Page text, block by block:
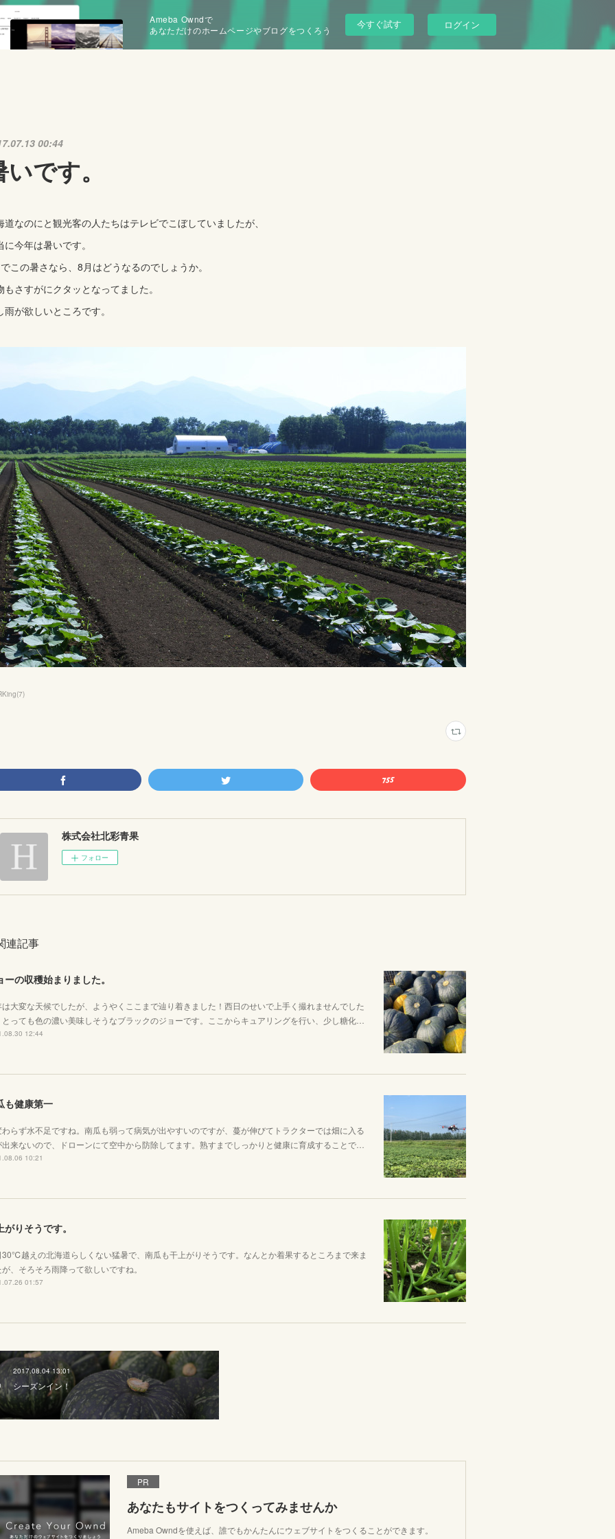
Ameba Owndで
あなただけのホームページやブログをつくろう
今すぐ試す ログイン
00:44
いです。
道なのにと観光客の人たちはテレビでこぼしていましたが、
に今年は暑いです。
この暑さなら、8月はどうなるのでしょうか。
もさすがにクタッとなってました。
雨が欲しいところです。
(7)
株式会社北彩青果
フォロー
連記事
ーの収穫始まりました。
大変な天候でしたが、ようやくここまで辿り着きました！西日のせいで上手く撮れませんでした
っても色の濃い美味しそうなブラックのジョーです。ここからキュアリングを行い、少し糖化…
12:44
も健康第一
らず水不足ですね。南瓜も弱って病気が出やすいのですが、蔓が伸びてトラクターでは畑に入る
来ないので、ドローンにて空中から防除してます。熟すまでしっかりと健康に育成することで…
10:21
がりそうです。
30℃越えの北海道らしくない猛暑で、南瓜も干上がりそうです。なんとか着果するところまで来ま
、そろそろ雨降って欲しいですね。
01:57
2017.08.04 13:01
シーズンイン！
PR
あなたもサイトをつくってみませんか
Ameba Owndを使えば、誰でもかんたんにウェブサイトをつくることができます。